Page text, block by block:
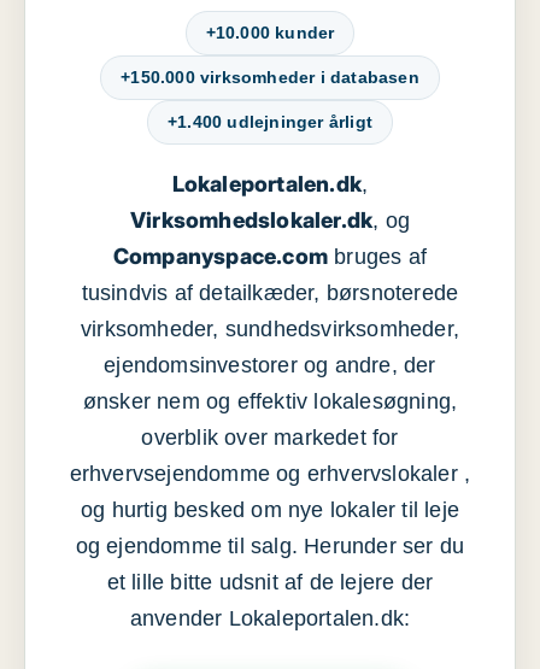
+10.000 kunder
+150.000 virksomheder i databasen
+1.400 udlejninger årligt
Lokaleportalen.dk,
Virksomhedslokaler.dk, og
Companyspace.com bruges af
tusindvis af detailkæder, børsnoterede
virksomheder, sundhedsvirksomheder,
ejendomsinvestorer og andre, der
ønsker nem og effektiv lokalesøgning,
overblik over markedet for
erhvervsejendomme og erhvervslokaler ,
og hurtig besked om nye lokaler til leje
og ejendomme til salg. Herunder ser du
et lille bitte udsnit af de lejere der
anvender Lokaleportalen.dk: